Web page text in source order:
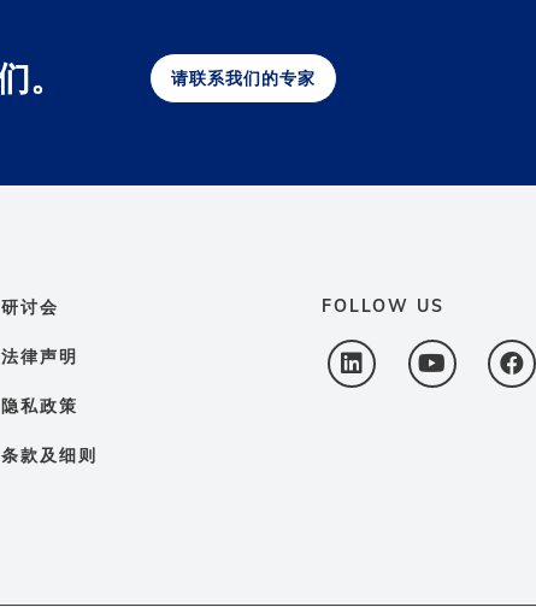
。 请联系我们的专家
研讨会
法律声明
隐私政策
条款及细则
FOLLOW US